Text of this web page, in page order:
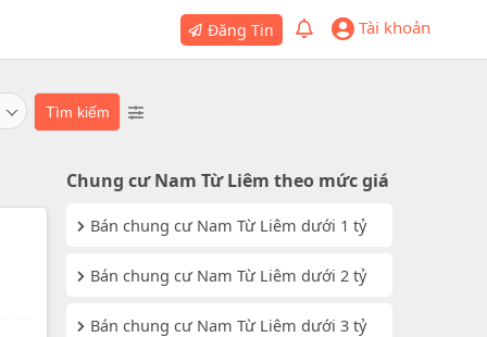
Đăng Tin Tài khoản
Chung cư Nam Từ Liêm theo mức giá
Bán chung cư Nam Từ Liêm dưới 1 tỷ
Bán chung cư Nam Từ Liêm dưới 2 tỷ
Bán chung cư Nam Từ Liêm dưới 3 tỷ